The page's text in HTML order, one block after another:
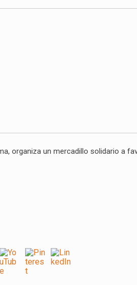
organiza un mercadillo solidario a